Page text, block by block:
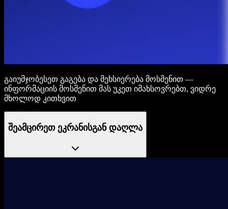
გაიუმჯობესეთ გაგება და მეხსიერება მოსმენით —
ინფორმაციის მოსმენით მას უკეთ იმახსოვრებთ, ვიდრე
მხოლოდ კითხვით
შეამცირეთ ეკრანისგან დაღლა